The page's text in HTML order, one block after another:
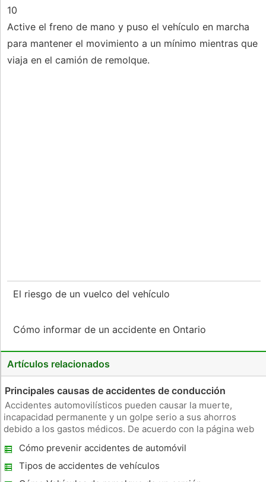
10
Active el freno de mano y puso el vehículo en marcha
para mantener el movimiento a un mínimo mientras que
viaja en el camión de remolque.
El riesgo de un vuelco del vehículo
Cómo informar de un accidente en Ontario
Artículos relacionados
Principales causas de accidentes de conducción
Accidentes automovilísticos pueden causar la muerte,
incapacidad permanente y un golpe serio a sus ahorros
debido a los gastos médicos. De acuerdo con la página web
automovilísticos son la principal causa de muerte entre los
estadounidenses de cinco a 34
Cómo prevenir accidentes de automóvil
Tipos de accidentes de vehículos